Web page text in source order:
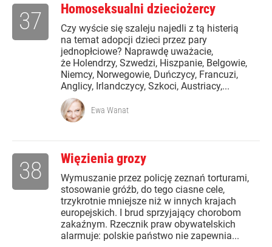
Homoseksualni dzieciożercy
Czy wyście się szaleju najedli z tą histerią
na temat adopcji dzieci przez pary
jednopłciowe? Naprawdę uważacie,
że Holendrzy, Szwedzi, Hiszpanie, Belgowie,
Niemcy, Norwegowie, Duńczycy, Francuzi,
Anglicy, Irlandczycy, Szkoci, Austriacy,...
37
Ewa Wanat
Więzienia grozy
Wymuszanie przez policję zeznań torturami,
stosowanie gróźb, do tego ciasne cele,
trzykrotnie mniejsze niż w innych krajach
europejskich. I brud sprzyjający chorobom
zakaźnym. Rzecznik praw obywatelskich
alarmuje: polskie państwo nie zapewnia...
38